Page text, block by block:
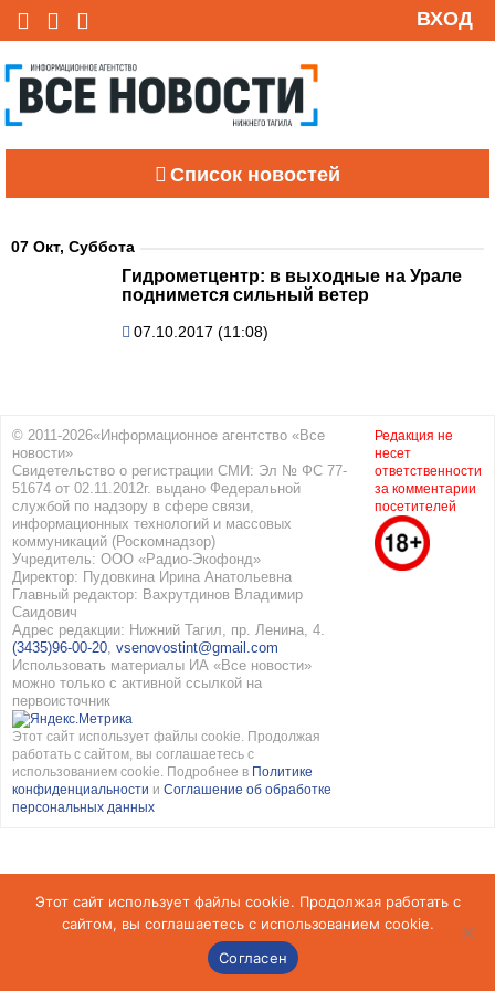
ВХОД
Список новостей
07 Окт, Суббота
Гидрометцентр: в выходные на Урале
поднимется сильный ветер
07.10.2017 (11:08)
© 2011-2026«Информационное агентство «Все
новости»
Свидетельство о регистрации СМИ: Эл № ФС 77-
51674 от 02.11.2012г. выдано Федеральной
службой по надзору в сфере связи,
информационных технологий и массовых
коммуникаций (Роскомнадзор)
Учредитель: ООО «Радио-Экофонд»
Директор: Пудовкина Ирина Анатольевна
Главный редактор: Вахрутдинов Владимир
Саидович
Адрес редакции: Нижний Тагил, пр. Ленина, 4.
(3435)96-00-20 vsenovostint@gmail.com
Использовать материалы ИА «Все новости»
можно только с активной ссылкой на
первоисточник
Этот сайт использует файлы cookie. Продолжая
работать с сайтом, вы соглашаетесь с
использованием cookie. Подробнее в Политике
конфиденциальности и Соглашение об обработке
персональных данных
Редакция не
несет
ответственности
за комментарии
посетителей
Этот сайт использует файлы cookie. Продолжая работать с
сайтом, вы соглашаетесь с использованием cookie.
Согласен